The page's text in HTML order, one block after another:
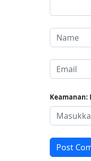
Keamanan:
Post